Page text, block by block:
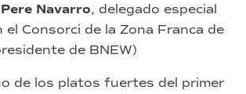
Pere Navarro, delegado especial
el Consorci de la Zona Franca de
de BNEW)
de los platos fuertes del primer